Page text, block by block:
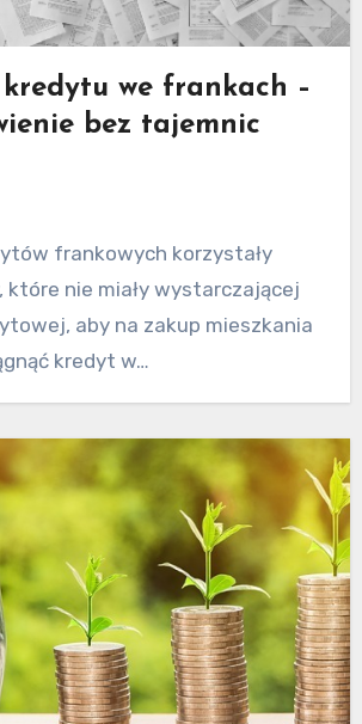
we frankach –
bez tajemnic
frankowych korzystały
które nie miały wystarczającej
aby na zakup mieszkania
kredyt w…